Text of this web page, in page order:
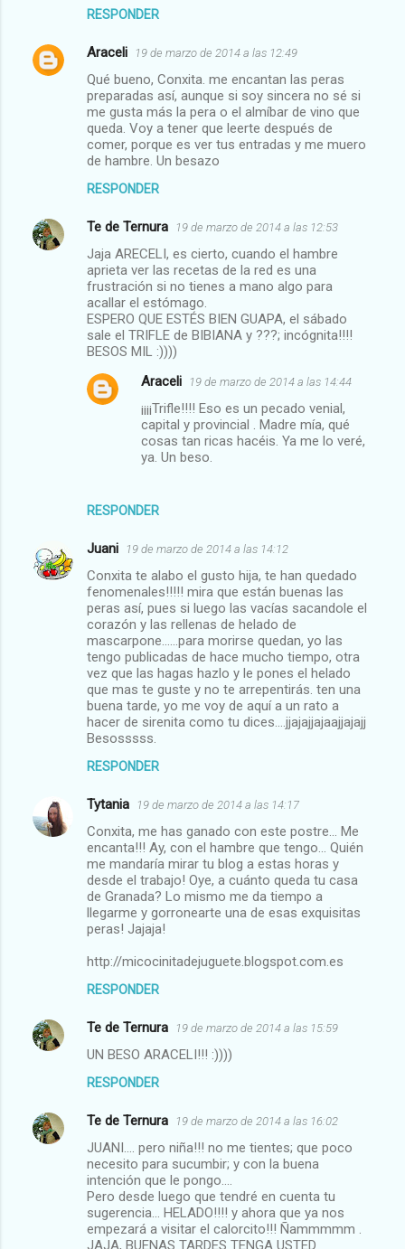
RESPONDER
Araceli 19 de marzo de 2014 a las 12:49
Qué bueno, Conxita. me encantan las peras
preparadas así, aunque si soy sincera no sé si
me gusta más la pera o el almíbar de vino que
queda. Voy a tener que leerte después de
comer, porque es ver tus entradas y me muero
de hambre. Un besazo
RESPONDER
Te de Ternura 19 de marzo de 2014 a las 12:53
Jaja ARECELI, es cierto, cuando el hambre
aprieta ver las recetas de la red es una
frustración si no tienes a mano algo para
acallar el estómago.
ESPERO QUE ESTÉS BIEN GUAPA, el sábado
sale el TRIFLE de BIBIANA y ???; incógnita!!!!
BESOS MIL :))))
RESPONDER
Araceli 19 de marzo de 2014 a las 14:44
¡¡¡¡Trifle!!!! Eso es un pecado venial,
capital y provincial . Madre mía, qué
cosas tan ricas hacéis. Ya me lo veré,
ya. Un beso.
Juani 19 de marzo de 2014 a las 14:12
Conxita te alabo el gusto hija, te han quedado
fenomenales!!!!! mira que están buenas las
peras así, pues si luego las vacías sacandole el
corazón y las rellenas de helado de
mascarpone......para morirse quedan, yo las
tengo publicadas de hace mucho tiempo, otra
vez que las hagas hazlo y le pones el helado
que mas te guste y no te arrepentirás. ten una
buena tarde, yo me voy de aquí a un rato a
hacer de sirenita como tu dices....jjajajjajaajjajajj
Besosssss.
RESPONDER
Tytania 19 de marzo de 2014 a las 14:17
Conxita, me has ganado con este postre... Me
encanta!!! Ay, con el hambre que tengo... Quién
me mandaría mirar tu blog a estas horas y
desde el trabajo! Oye, a cuánto queda tu casa
de Granada? Lo mismo me da tiempo a
llegarme y gorronearte una de esas exquisitas
peras! Jajaja!
http://micocinitadejuguete.blogspot.com.es
RESPONDER
Te de Ternura 19 de marzo de 2014 a las 15:59
UN BESO ARACELI!!! :))))
RESPONDER
Te de Ternura 19 de marzo de 2014 a las 16:02
JUANI.... pero niña!!! no me tientes; que poco
necesito para sucumbir; y con la buena
intención que le pongo....
Pero desde luego que tendré en cuenta tu
sugerencia... HELADO!!!! y ahora que ya nos
empezará a visitar el calorcito!!! Ñammmmm .